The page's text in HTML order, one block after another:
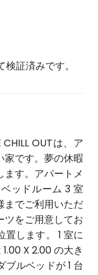
証済みです。
CHILL OUTは、ア
家です。夢の休暇
す。アパートメ
ッドルーム 3 室
までご利用いただ
ツをご用意してお
置します。 1 室に
X 2.00 の大き
ルベッドが 1 台